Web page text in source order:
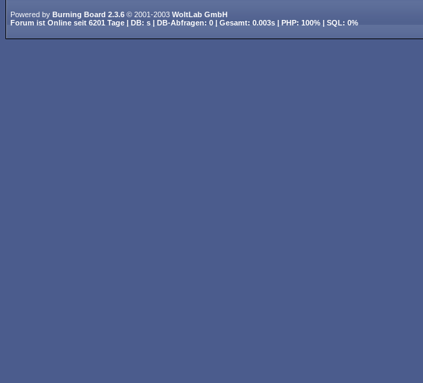
Powered by Burning Board 2.3.6 © 2001-2003 WoltLab GmbH
Forum ist Online seit 6201 Tage | DB: s | DB-Abfragen: 0 | Gesamt: 0.003s | PHP: 100% | SQL: 0%